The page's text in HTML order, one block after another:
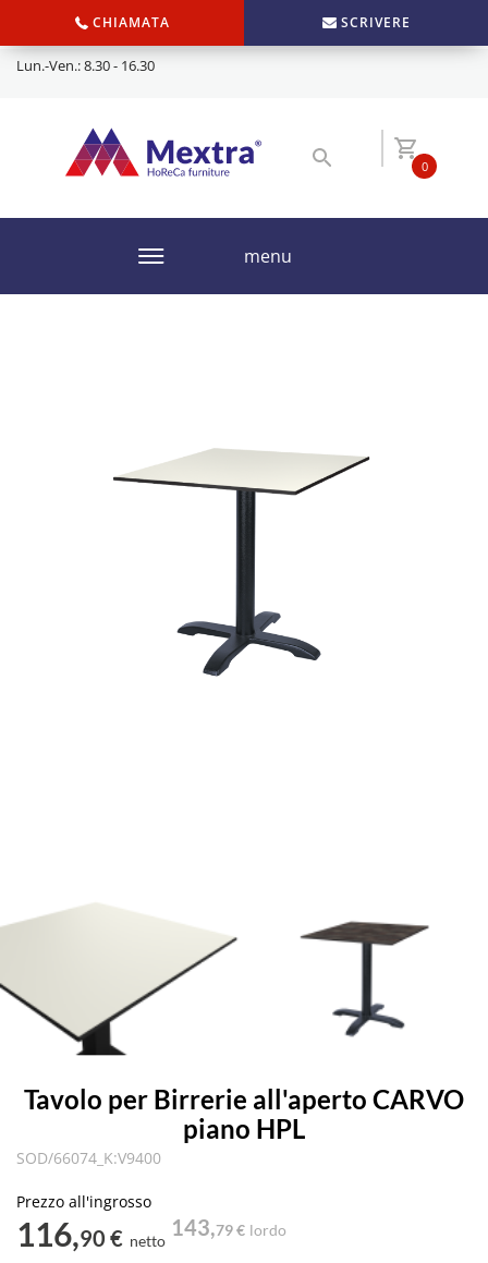
CHIAMATA SCRIVERE
Lun.-Ven.: 8.30 - 16.30
0
menu
Tavolo per Birrerie all'aperto CARVO
piano HPL
SOD/66074_K:V9400
Prezzo all'ingrosso
116,90 € netto
143,79 € lordo